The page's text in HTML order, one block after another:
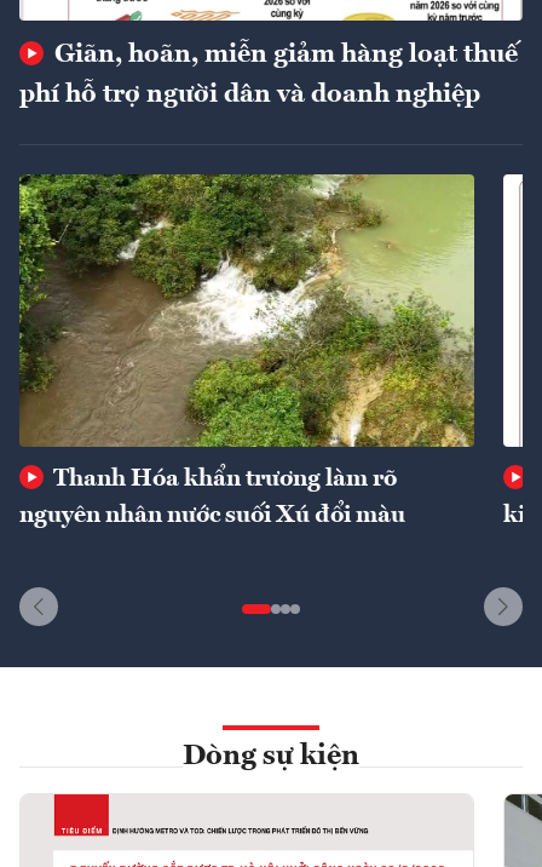
Giãn, hoãn, miễn giảm hàng loạt thuế
phí hỗ trợ người dân và doanh nghiệp
Thanh Hóa khẩn trương làm rõ
nguyên nhân nước suối Xú đổi màu
Dòng sự kiện